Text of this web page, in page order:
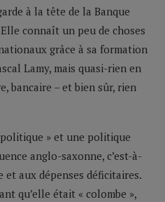
à la tête de la Banque
connaît un peu de choses
grâce à sa formation
Lamy, mais quasi-rien en
bancaire – et bien sûr, rien
» et une politique
anglo-saxonne, c’est-à-
aux dépenses déficitaires.
qu’elle était « colombe »,